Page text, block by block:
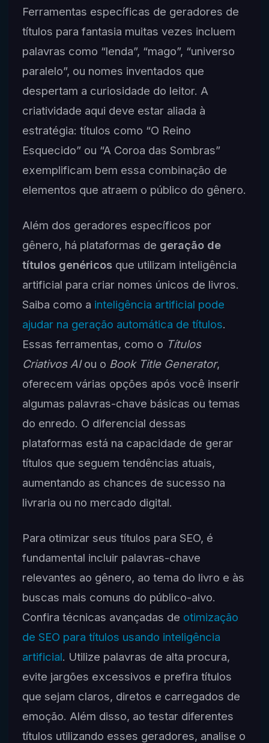
Ferramentas específicas de geradores de
títulos para fantasia muitas vezes incluem
palavras como “lenda”, “mago”, “universo
paralelo”, ou nomes inventados que
despertam a curiosidade do leitor. A
criatividade aqui deve estar aliada à
estratégia: títulos como “O Reino
Esquecido” ou “A Coroa das Sombras”
exemplificam bem essa combinação de
elementos que atraem o público do gênero.
Além dos geradores específicos por
gênero, há plataformas de geração de
títulos genéricosque utilizam inteligência
artificial para criar nomes únicos de livros.
Saiba como a inteligência artificial pode
ajudar na geração automática de títulos.
Essas ferramentas, como o Títulos
Criativos AIou o Book Title Generator,
oferecem várias opções após você inserir
algumas palavras-chave básicas ou temas
do enredo. O diferencial dessas
plataformas está na capacidade de gerar
títulos que seguem tendências atuais,
aumentando as chances de sucesso na
livraria ou no mercado digital.
Para otimizar seus títulos para SEO, é
fundamental incluir palavras-chave
relevantes ao gênero, ao tema do livro e às
buscas mais comuns do público-alvo.
Confira técnicas avançadas de otimização
de SEO para títulos usando inteligência
artificial. Utilize palavras de alta procura,
evite jargões excessivos e prefira títulos
que sejam claros, diretos e carregados de
emoção. Além disso, ao testar diferentes
títulos utilizando esses geradores, analise o